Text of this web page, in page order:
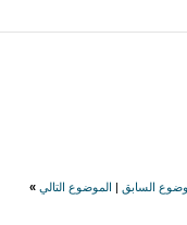
السابق الموضوع التالي »